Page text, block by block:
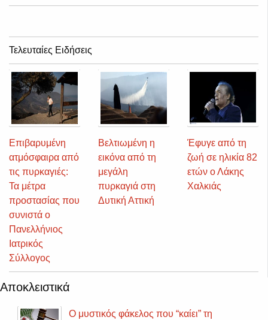
Τελευταίες Ειδήσεις
Επιβαρυμένη
ατμόσφαιρα από
τις πυρκαγιές:
Τα μέτρα
προστασίας που
συνιστά ο
Πανελλήνιος
Ιατρικός
Σύλλογος
Βελτιωμένη η
εικόνα από τη
μεγάλη
πυρκαγιά στη
Δυτική Αττική
Έφυγε από τη
ζωή σε ηλικία 82
ετών ο Λάκης
Χαλκιάς
Αποκλειστικά
Ο μυστικός φάκελος που “καίει” τη